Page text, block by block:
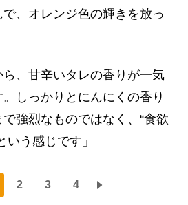
、オレンジ色の輝きを放っ
ら、甘辛いタレの香りが一気
しっかりとにんにくの香り
強烈なものではなく、“食欲
いう感じです」
2 3 4